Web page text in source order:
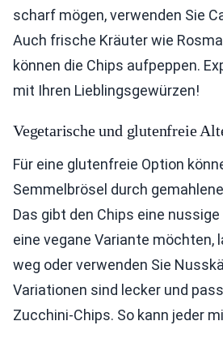
scharf mögen, verwenden Sie
Auch frische Kräuter wie
können die Chips aufpeppen.
mit Ihren Lieblingsgewürzen!
Vegetarische und glutenfreie
Für eine glutenfreie Option
Semmelbrösel durch
Das gibt den Chips eine
eine vegane Variante möchten,
weg oder verwenden Sie
Variationen sind lecker und
Zucchini-Chips. So kann jeder